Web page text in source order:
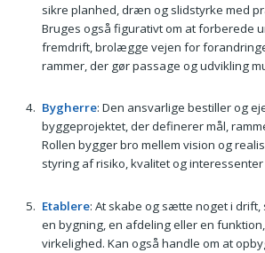
sikre planhed, dræn og slidstyrke med
Bruges også figurativt om at forberede
fremdrift, brolægge vejen for
rammer, der gør passage og udvikling
Bygherre: Den ansvarlige bestiller og
byggeprojektet, der definerer mål,
Rollen bygger bro mellem vision og
styring af risiko, kvalitet og
Etablere: At skabe og sætte noget i drift,
en bygning, en afdeling eller en
virkelighed. Kan også handle om at